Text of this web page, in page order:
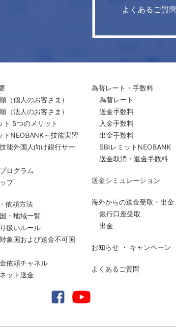
よくあるご質問
（個人のお客さま）
（法人のお客さま）
ト 5つのメリット
トNEOBANK～技能実習
能外国人向け銀行サー
ログラム
プ
依頼方法
・地域一覧
扱いルール
象国および送金不可国
依頼チャネル
ット送金
為替レート・手数料
為替レート
送金手数料
入金手数料
出金手数料
SBIレミットNEOBANK
送金取消・返金手数料
送金シミュレーション
海外からの送金受取・出金
銀行口座受取
出金
お知らせ ・ キャンペーン
よくあるご質問